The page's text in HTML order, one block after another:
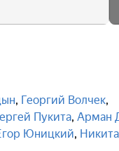
, Георгий Волчек,
Пукита, Арман
Юницкий, Никита